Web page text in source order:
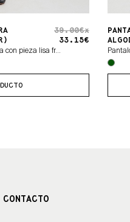
39.00€x
33.15€
con pieza lisa fr...
CONTACTO